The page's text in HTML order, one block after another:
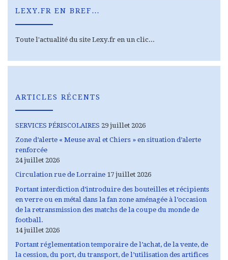
LEXY.FR EN BREF…
Toute l'actualité du site Lexy.fr en un clic...
ARTICLES RÉCENTS
SERVICES PÉRISCOLAIRES 29 juillet 2026
Zone d’alerte « Meuse aval et Chiers » en situation d’alerte
renforcée
24 juillet 2026
Circulation rue de Lorraine 17 juillet 2026
Portant interdiction d’introduire des bouteilles et récipients
en verre ou en métal dans la fan zone aménagée à l’occasion
de la retransmission des matchs de la coupe du monde de
football.
14 juillet 2026
Portant réglementation temporaire de l’achat, de la vente, de
la cession, du port, du transport, de l’utilisation des artifices